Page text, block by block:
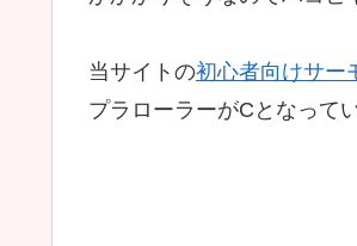
当サイトの初心者向けサー
プラローラーがCとなって